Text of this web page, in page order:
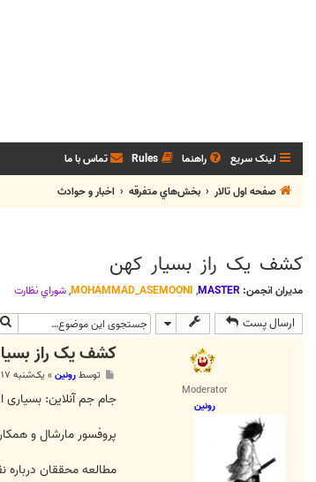
لینک سریع راهنما Rules تماس با ما
صفحه اول تالار
بخش‌‌هاي متفرقه اخبار و حوادث
کشف یک راز بسیار کهن
مدیران انجمن: MASTER
,
MOHAMMAD_ASEMOONI
,شوراي نظارت
ارسال پست
Moderator
رونین
کشف یک راز
ت
توسطرونین» یک‌شنبه ۱۷ مرداد ۱۳۸۹, ۱۰:۳۲ ب.ظ
جام جم آنلاین: بسیاری
پروفسور مارشال و
مطالعه محققان